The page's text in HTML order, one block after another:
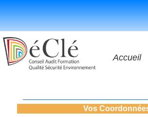
Accueil
Vos